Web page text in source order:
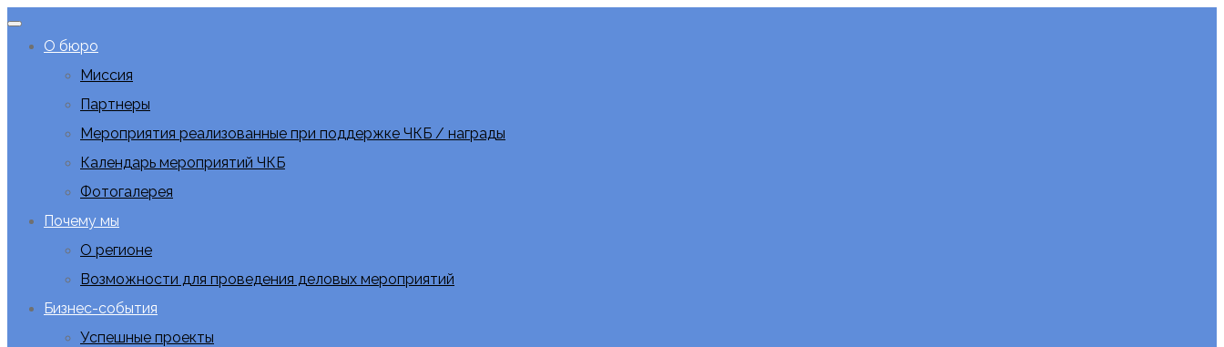
О бюро
Миссия
Партнеры
Мероприятия реализованные при поддержке ЧКБ / награды
Календарь мероприятий ЧКБ
Фотогалерея
Почему мы
О регионе
Возможности для проведения деловых мероприятий
Бизнес-события
Успешные проекты